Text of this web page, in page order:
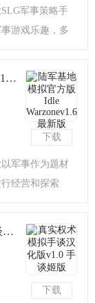
军事策略手
游戏乐趣，多
选，还在等什
下载
陆军基地模拟官方版Idle Warzonev1.6.0 最新版
军事作为题材
经营和探索
戏等你来享
下载
真实权术模拟手谈汉化版v1.0 手谈姬版